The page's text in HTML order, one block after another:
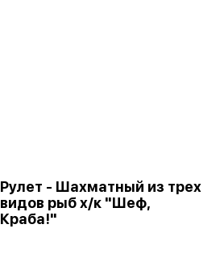
Рулет - Шахматный из трех
видов рыб х/к "Шеф,
Краба!"